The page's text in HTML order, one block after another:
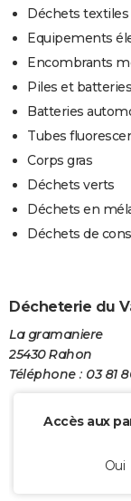
Déchets textiles
Equipements
Encombrants
Piles et
Batteries
Tubes
Corps gras
Déchets verts
Déchets en
Déchets de
Décheterie du
La gramaniere
25430 Rahon
Téléphone : 03 81
Accès aux
Oui